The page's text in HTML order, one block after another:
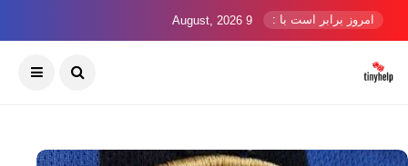
امروز برابر است با : 9 August, 2026